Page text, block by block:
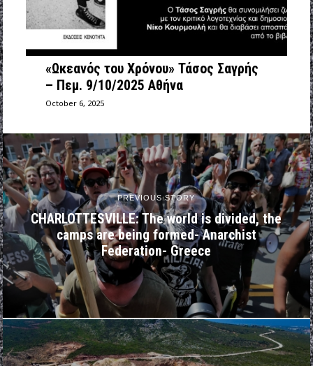
«Ωκεανός του Χρόνου» Τάσος Σαγρής
– Πεμ. 9/10/2025 Αθήνα
October 6, 2025
PREVIOUS STORY
CHARLOTTESVILLE: The world is divided, the
camps are being formed- Anarchist
Federation- Greece